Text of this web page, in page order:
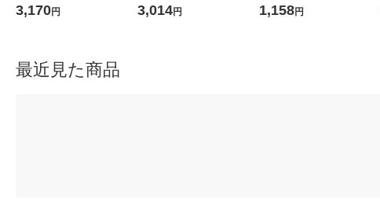
台
3,170円
230×2.0×52 1枚
3,014円 1,158円
最近見た商品